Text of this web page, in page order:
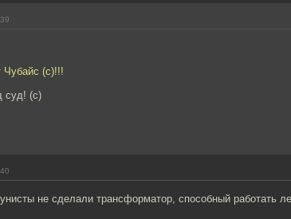
Чубайс (с)!!!
суд! (с)
не сделали трансформатор, способный работать